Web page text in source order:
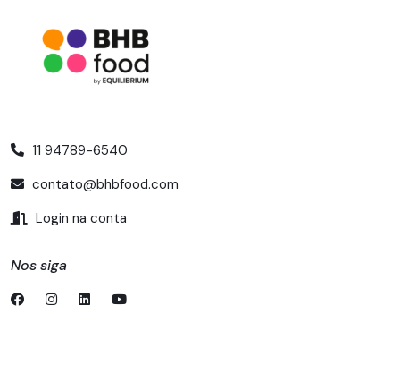
11 94789-6540
contato@bhbfood.com
Login na conta
Nos siga